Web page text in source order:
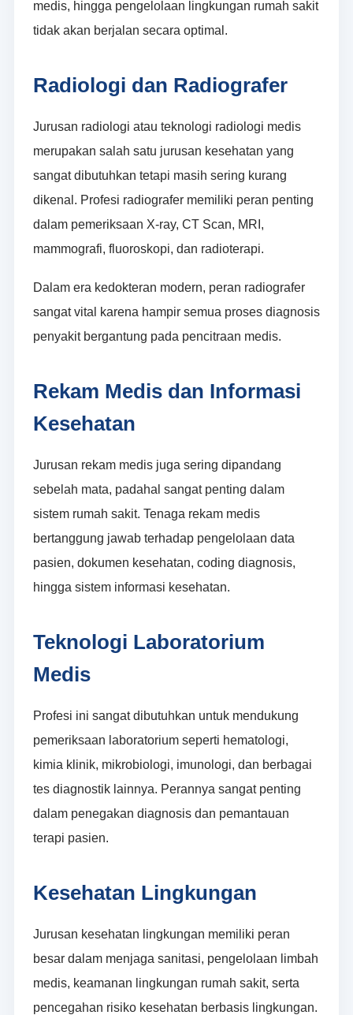
medis, hingga pengelolaan lingkungan rumah sakit
tidak akan berjalan secara optimal.
Radiologi dan Radiografer
Jurusan radiologi atau teknologi radiologi medis
merupakan salah satu jurusan kesehatan yang
sangat dibutuhkan tetapi masih sering kurang
dikenal. Profesi radiografer memiliki peran penting
dalam pemeriksaan X-ray, CT Scan, MRI,
mammografi, fluoroskopi, dan radioterapi.
Dalam era kedokteran modern, peran radiografer
sangat vital karena hampir semua proses diagnosis
penyakit bergantung pada pencitraan medis.
Rekam Medis dan Informasi
Kesehatan
Jurusan rekam medis juga sering dipandang
sebelah mata, padahal sangat penting dalam
sistem rumah sakit. Tenaga rekam medis
bertanggung jawab terhadap pengelolaan data
pasien, dokumen kesehatan, coding diagnosis,
hingga sistem informasi kesehatan.
Teknologi Laboratorium
Medis
Profesi ini sangat dibutuhkan untuk mendukung
pemeriksaan laboratorium seperti hematologi,
kimia klinik, mikrobiologi, imunologi, dan berbagai
tes diagnostik lainnya. Perannya sangat penting
dalam penegakan diagnosis dan pemantauan
terapi pasien.
Kesehatan Lingkungan
Jurusan kesehatan lingkungan memiliki peran
besar dalam menjaga sanitasi, pengelolaan limbah
medis, keamanan lingkungan rumah sakit, serta
pencegahan risiko kesehatan berbasis lingkungan.